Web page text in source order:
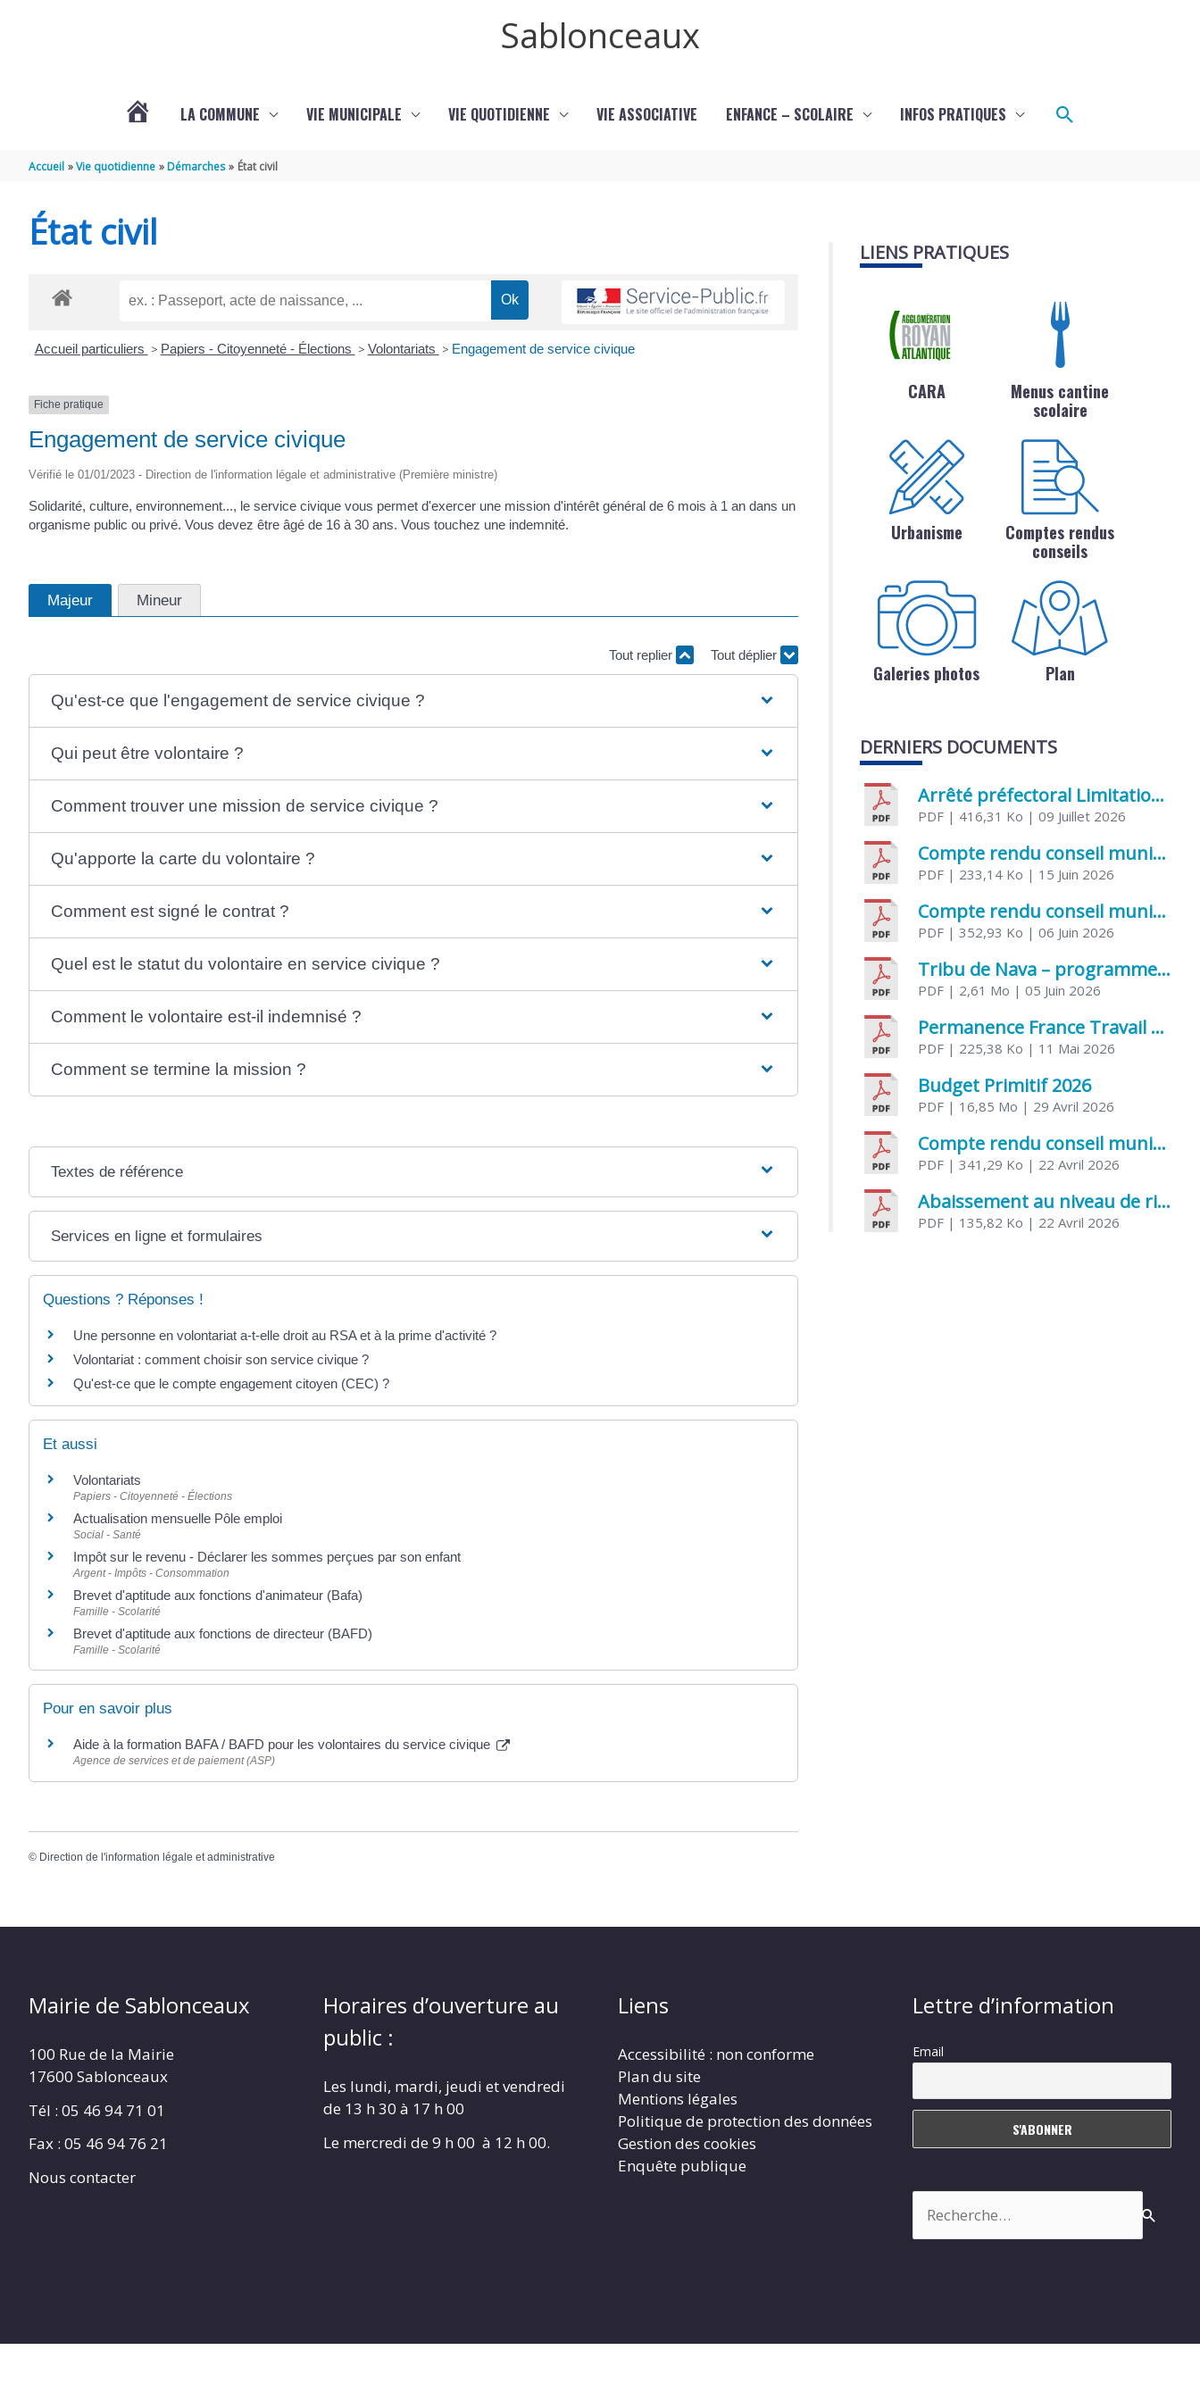
Sablonceaux
LA COMMUNE VIE MUNICIPALE VIE QUOTIDIENNE VIE ASSOCIATIVE ENFANCE – SCOLAIRE INFOS PRATIQUES Rechercher
Accueil Vie quotidienne Démarches État civil
État civil
Accueil particuliers > Papiers - Citoyenneté - Élections > Volontariats > Engagement de service civique
Fiche pratique
Engagement de service civique
Vérifié le 01/01/2023 - Direction de l'information légale et administrative (Première ministre)
Solidarité, culture, environnement..., le service civique vous permet d'exercer une mission d'intérêt général de 6 mois à 1 an dans un
organisme public ou privé. Vous devez être âgé de 16 à 30 ans. Vous touchez une indemnité.
Majeur Mineur
Tout replier Tout déplier
Qu'est-ce que l'engagement de service civique ?
Qui peut être volontaire ?
Comment trouver une mission de service civique ?
Qu'apporte la carte du volontaire ?
Comment est signé le contrat ?
Quel est le statut du volontaire en service civique ?
Comment le volontaire est-il indemnisé ?
Comment se termine la mission ?
Textes de référence
Services en ligne et formulaires
Questions ? Réponses !
Une personne en volontariat a-t-elle droit au RSA et à la prime d'activité ?
Volontariat : comment choisir son service civique ?
Qu'est-ce que le compte engagement citoyen (CEC) ?
Et aussi
Volontariats
Papiers - Citoyenneté - Élections
Actualisation mensuelle Pôle emploi
Social - Santé
Impôt sur le revenu - Déclarer les sommes perçues par son enfant
Argent - Impôts - Consommation
Brevet d'aptitude aux fonctions d'animateur (Bafa)
Famille - Scolarité
Brevet d'aptitude aux fonctions de directeur (BAFD)
Famille - Scolarité
Pour en savoir plus
Aide à la formation BAFA / BAFD pour les volontaires du service civique
Agence de services et de paiement (ASP)
© Direction de l'information légale et administrative
LIENS PRATIQUES
CARA
Menus cantine
scolaire
Urbanisme
Comptes rendus
conseils
Galeries photos Plan
DERNIERS DOCUMENTS
Arrêté préfectoral Limitation provisoire des usages de l’eau
PDF | 416,31 Ko | 09 Juillet 2026
Compte rendu conseil municipal 5 juin 2026 sénatoriale
PDF | 233,14 Ko | 15 Juin 2026
Compte rendu conseil municipal – 21 avril 2026
PDF | 352,93 Ko | 06 Juin 2026
Tribu de Nava – programme et inscriptions été 2026
PDF | 2,61 Mo | 05 Juin 2026
Permanence France Travail au CCAS de Saujon Juin 2026
PDF | 225,38 Ko | 11 Mai 2026
Budget Primitif 2026
PDF | 16,85 Mo | 29 Avril 2026
Compte rendu conseil municipal – 7 avril 2026
PDF | 341,29 Ko | 22 Avril 2026
Abaissement au niveau de risque modéré de l’Influenza aviaire
PDF | 135,82 Ko | 22 Avril 2026
Mairie de Sablonceaux
100 Rue de la Mairie
17600 Sablonceaux
Tél : 05 46 94 71 01
Fax : 05 46 94 76 21
Nous contacter
Horaires d’ouverture au
public :
Les lundi, mardi, jeudi et vendredi
de 13 h 30 à 17 h 00
Le mercredi de 9 h 00 à 12 h 00.
Liens
Accessibilité : non conforme
Plan du site
Mentions légales
Politique de protection des données
Gestion des cookies
Enquête publique
Lettre d’information
Email